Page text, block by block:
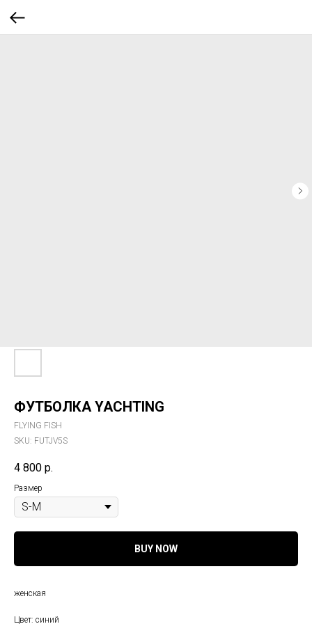
ФУТБОЛКА YACHTING
FLYING FISH
SKU: FUTJV5S
4 800 р.
Размер
BUY NOW
женская
Цвет: синий